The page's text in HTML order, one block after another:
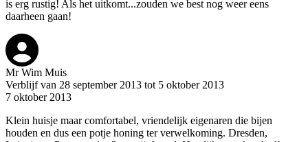
is erg rustig! Als het uitkomt...zouden we best nog weer eens
daarheen gaan!
Mr Wim Muis
Verblijf van 28 september 2013 tot 5 oktober 2013
7 oktober 2013
Klein huisje maar comfortabel, vriendelijk eigenaren die bijen
houden en dus een potje honing ter verwelkoming. Dresden,